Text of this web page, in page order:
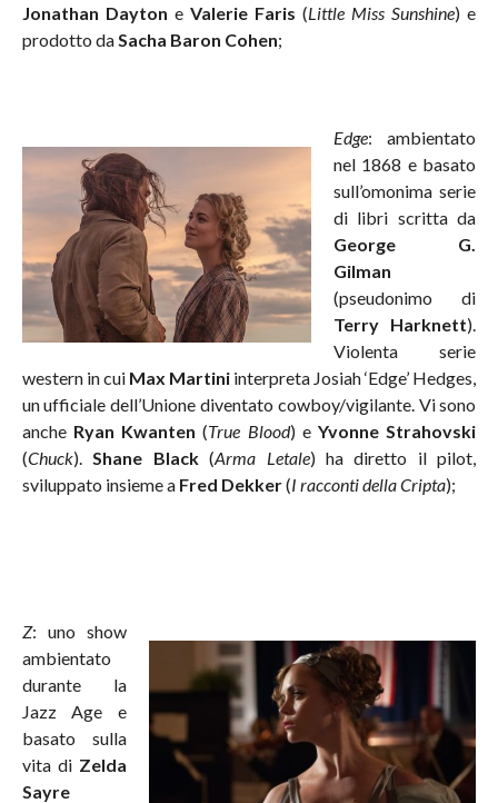
Jonathan Dayton e Valerie Faris (Little Miss Sunshine) e
prodotto daSacha Baron Cohen;
Edge: ambientato
nel 1868 e basato
sull’omonima serie
di libri scritta da
George G.
Gilman
(pseudonimo di
Terry Harknett).
Violenta serie
western in cui Max Martini interpreta Josiah ‘Edge’ Hedges,
un ufficiale dell’Unione diventato cowboy/vigilante. Vi sono
anche Ryan Kwanten (True Blood) eYvonne Strahovski
(Chuck).Shane Black(Arma Letale) ha diretto il pilot,
sviluppato insieme a Fred Dekker(I racconti della Cripta);
Z: uno show
ambientato
durante la
Jazz Age e
basato sulla
vita di Zelda
Sayre